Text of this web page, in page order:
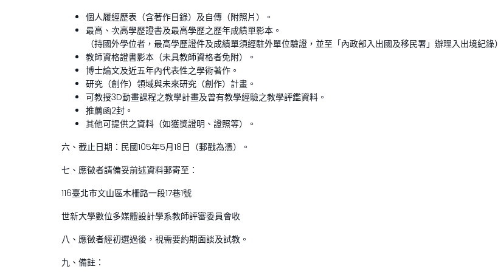
個人履經歷表（含著作目錄）及自傳（附照片）。
最高、次高學歷證書及最高學歷之歷年成績單影本。
（持國外學位者，最高學歷證件及成績單須經駐外單位驗證，並至「內政部入出國及移民署」辦理入出境紀錄）
教師資格證書影本（未具教師資格者免附）。
博士論文及近五年內代表性之學術著作。
研究（創作）領域與未來研究（創作）計畫。
可教授3D動畫課程之教學計畫及曾有教學經驗之教學評鑑資料。
推薦函2封。
其他可提供之資料（如獲獎證明、證照等）。
六、截止日期：民國105年5月18日（郵戳為憑）。
七、應徵者請備妥前述資料郵寄至：
116臺北市文山區木柵路一段17巷1號
世新大學數位多媒體設計學系教師評審委員會收
八、應徵者經初選過後，視需要約期面談及試教。
九、備註：